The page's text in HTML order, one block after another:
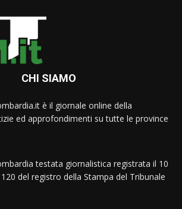
CHI SIAMO
è il giornale online della
ed approfondimenti su tutte le province
testata giornalistica registrata il 10
del registro della Stampa del Tribunale